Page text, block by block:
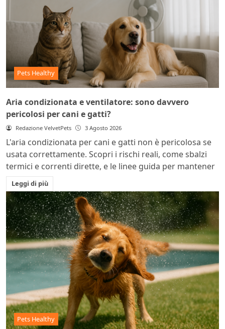
Pets Healthy
Aria condizionata e ventilatore: sono davvero
pericolosi per cani e gatti?
Redazione VelvetPets 3 Agosto 2026
L'aria condizionata per cani e gatti non è pericolosa se
usata correttamente. Scopri i rischi reali, come sbalzi
termici e correnti dirette, e le linee guida per mantener
Leggi di più
Pets Healthy